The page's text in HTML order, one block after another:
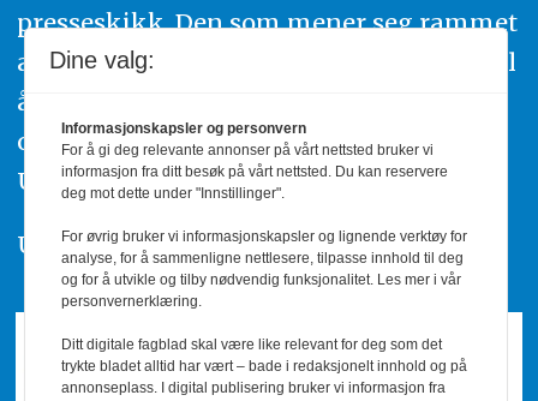
presseskikk. Den som mener seg rammet
av urettmessig publisering, oppfordres til
å ta kontakt med redaksjonen. Du kan
også klage inn saker til Pressens Faglige
Utvalg,www.pfu.no.
Utgiver: PBL
Dine valg:
Informasjonskapsler og personvern
For å gi deg relevante annonser på vårt nettsted bruker vi
informasjon fra ditt besøk på vårt nettsted. Du kan reservere
deg mot dette under "Innstillinger".
For øvrig bruker vi informasjonskapsler og lignende verktøy for
analyse, for å sammenligne nettlesere, tilpasse innhold til deg
og for å utvikle og tilby nødvendig funksjonalitet. Les mer i vår
personvernerklæring.
Ditt digitale fagblad skal være like relevant for deg som det
trykte bladet alltid har vært – bade i redaksjonelt innhold og på
annonseplass. I digital publisering bruker vi informasjon fra